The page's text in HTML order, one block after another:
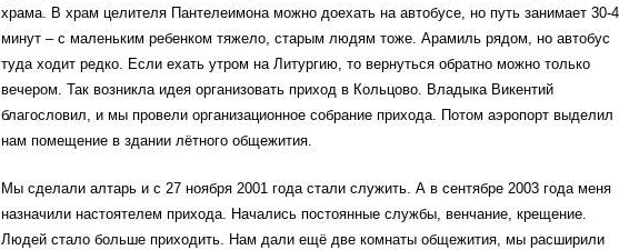
храма. В храм целителя Пантелеимона можно доехать на автобусе, но путь занимает 30-
минут – с маленьким ребенком тяжело, старым людям тоже. Арамиль рядом, но автобус
туда ходит редко. Если ехать утром на Литургию, то вернуться обратно можно только
вечером. Так возникла идея организовать приход в Кольцово. Владыка Викентий
благословил, и мы провели организационное собрание прихода. Потом аэропорт выделил
нам помещение в здании лётного общежития.
Мы сделали алтарь и с 27 ноября 2001 года стали служить. А в сентябре 2003 года меня
назначили настоятелем прихода. Начались постоянные службы, венчание, крещение.
Людей стало больше приходить. Нам дали ещё две комнаты общежития, мы расширили